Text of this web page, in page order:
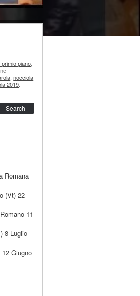
piano
,nocciola
2019
Romana
(Vt) 22
11
8 Luglio
12 Giugno